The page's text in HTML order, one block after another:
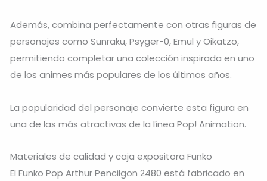
Además, combina perfectamente con otras figuras de
personajes como Sunraku, Psyger-0, Emul y Oikatzo,
permitiendo completar una colección inspirada en uno
de los animes más populares de los últimos años.
La popularidad del personaje convierte esta figura en
una de las más atractivas de la línea Pop! Animation.
Materiales de calidad y caja expositora Funko
El Funko Pop Arthur Pencilgon 2480 está fabricado en